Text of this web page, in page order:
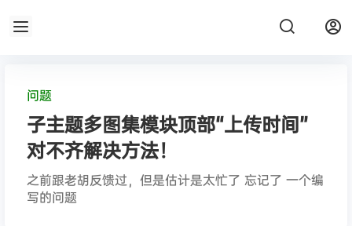
问题
子主题多图集模块顶部“上传时间”
对不齐解决方法！
之前跟老胡反馈过，但是估计是太忙了 忘记了 一个编
写的问题